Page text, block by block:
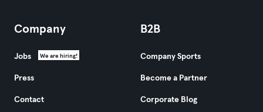
Company
Jobs We are hiring!
Press
Contact
B2B
Company Sports
Become a Partner
Corporate Blog